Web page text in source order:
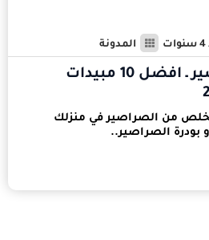
المدونة
افضل مبيد للصراصير ـ افضل 10 مبيدات
من الصراصير في منزلك
بودرة الصراصير..